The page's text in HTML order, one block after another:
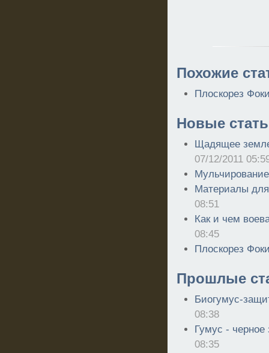
Похожие
Плоскорез
Новые
Щадящее
07/12/2011
Материалы
08:51
Как и чем
08:45
Плоскорез
Прошлые
Биогумус-
08:38
Гумус -
08:35